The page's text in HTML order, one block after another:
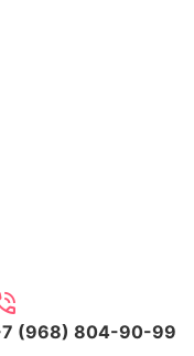
(968) 804-90-99